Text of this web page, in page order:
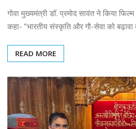
गोवा मुख्यमंत्री डॉ. प्रमोद सावंत ने किया फिल्म
कहा- “भारतीय संस्कृति और गौ-सेवा को
READ MORE